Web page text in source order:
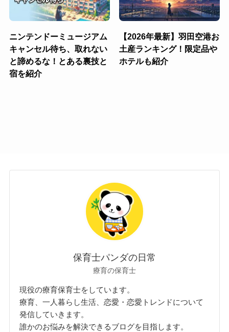
ニンテンドーミュージアム
キャンセル待ち、取れない
と諦めるな！とある裏技と
宿を紹介
【2026年最新】羽田空港お
土産ランキング！限定品や
ホテルも紹介
保育士パンダの日常
療育の保育士
現役の療育保育士をしています。
療育、一人暮らし生活、恋愛・恋愛トレンドについて
発信していきます。
誰かのお悩みを解決できるブログを目指します。